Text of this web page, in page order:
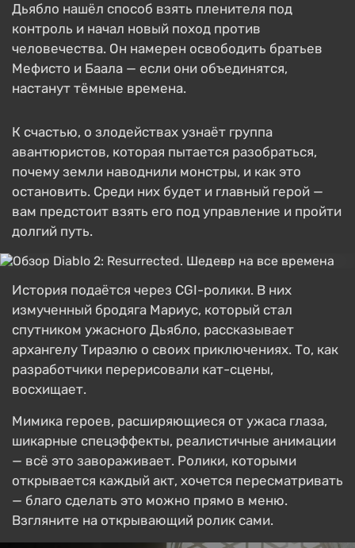
Дьябло нашёл способ взять пленителя под
контроль и начал новый поход против
человечества. Он намерен освободить братьев
Мефисто и Баала — если они объединятся,
настанут тёмные времена.
К счастью, о злодействах узнаёт группа
авантюристов, которая пытается разобраться,
почему земли наводнили монстры, и как это
остановить. Среди них будет и главный герой —
вам предстоит взять его под управление и пройти
долгий путь.
История подаётся через CGI-ролики. В них
измученный бродяга Мариус, который стал
спутником ужасного Дьябло, рассказывает
архангелу Тираэлю о своих приключениях. То, как
разработчики перерисовали кат-сцены,
восхищает.
Мимика героев, расширяющиеся от ужаса глаза,
шикарные спецэффекты, реалистичные анимации
— всё это завораживает. Ролики, которыми
открывается каждый акт, хочется пересматривать
— благо сделать это можно прямо в меню.
Взгляните на открывающий ролик сами.